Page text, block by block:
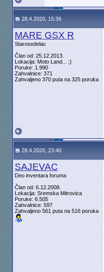
28.4.2020, 15:36
MARE GSX R
Starosedelac
Član od: 25.12.2013.
Lokacija: Moto Land... ;)
Poruke: 1.990
Zahvalnice: 371
Zahvaljeno 370 puta na 325 poruka
28.4.2020, 23:40
SAJEVAC
Deo inventara foruma
Član od: 6.12.2008.
Lokacija: Sremska Mitrovica
Poruke: 6.505
Zahvalnice: 597
Zahvaljeno 561 puta na 516 poruka